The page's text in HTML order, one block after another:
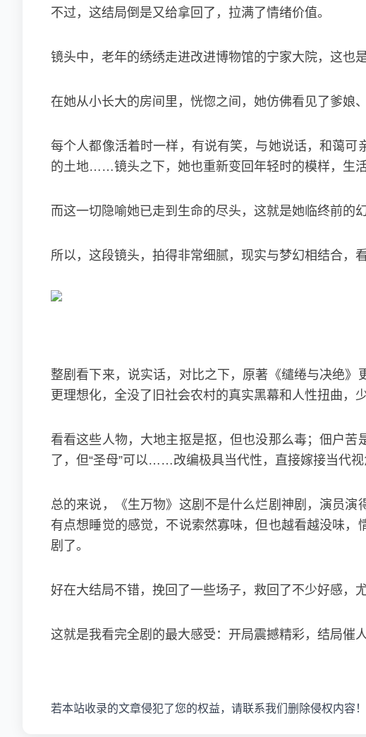
不过，这结局倒是又给拿回了，拉满了情绪价值。
镜头中，老年的绣绣走进改进博物馆的宁家大院，这也
在她从小长大的房间里，恍惚之间，她仿佛看见了爹
每个人都像活着时一样，有说有笑，与她说话，和蔼
的土地……镜头之下，她也重新变回年轻时的模样，生
而这一切隐喻她已走到生命的尽头，这就是她临终前
所以，这段镜头，拍得非常细腻，现实与梦幻相结合，
整剧看下来，说实话，对比之下，原著《缱绻与决绝
更理想化，全没了旧社会农村的真实黑幕和人性扭曲，
看看这些人物，大地主抠是抠，但也没那么毒；佃户
了，但“圣母”可以……改编极具当代性，直接嫁接当代
总的来说，《生万物》这剧不是什么烂剧神剧，演员
有点想睡觉的感觉，不说索然寡味，但也越看越没味
剧了。
好在大结局不错，挽回了一些场子，救回了不少好感，
这就是我看完全剧的最大感受：开局震撼精彩，结局
若本站收录的文章侵犯了您的权益，请联系我们删除侵权内容！